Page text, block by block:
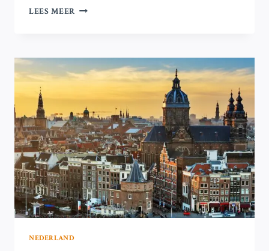
LEES MEER AJAX
OVERWINNING
OP
GALATASARAY
BEREIKT
PLAY-
OFF
RONDE
VAN
DE
EUROPA
LEAGUE
NEDERLAND